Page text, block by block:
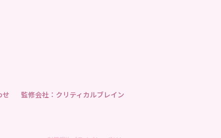
せ 監修会社：クリティカルブレイン